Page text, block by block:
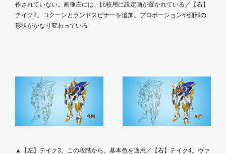
作されていない。画像左には、比較用に設定画が置かれている／【右】
テイク2。コクーンとランドスピナーを追加。プロポーションや細部の
形状がかなり変わっている
▲【左】テイク3。この段階から、基本色を適用／【右】テイク4。ヴァ